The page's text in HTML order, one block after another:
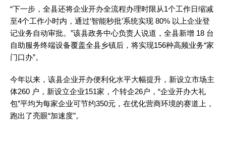
“下一步，全县还将企业开办全流程办理时限从1个工作日缩减
至4个工作小时内，通过‘智能秒批’系统实现 80% 以上企业登
记业务自动审批。”该县政务中心负责人说道，全县新增 18 台
自助服务终端设备覆盖全县乡镇后，将实现156种高频业务“家
门口办”。
今年以来，该县企业开办便利化水平大幅提升，新设立市场主
体260 户，新设立企业151家，个转企26户，“企业开办大礼
包”平均为每家企业可节约350元，在优化营商环境的赛道上，
跑出了亮眼“加速度”。